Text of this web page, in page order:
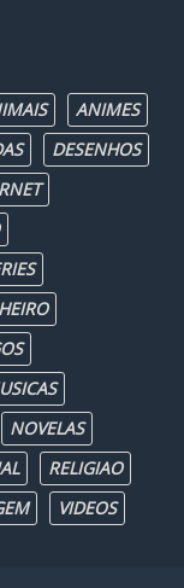
ANIMES
DESENHOS
NOVELAS
RELIGIAO
VIDEOS